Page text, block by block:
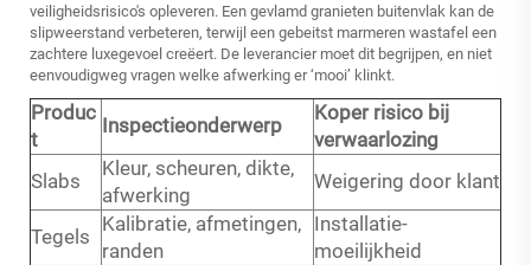
veiligheidsrisico's opleveren. Een gevlamd granieten buitenvlak kan de
slipweerstand verbeteren, terwijl een gebeitst marmeren wastafel een
zachtere luxegevoel creëert. De leverancier moet dit begrijpen, en niet
eenvoudigweg vragen welke afwerking er ‘mooi’ klinkt.
Produc
t
Inspectieonderwerp
Koper risico bij
verwaarlozing
Slabs
Kleur, scheuren, dikte,
afwerking
Weigering door klant
Tegels
Kalibratie, afmetingen,
randen
Installatie-
moeilijkheid